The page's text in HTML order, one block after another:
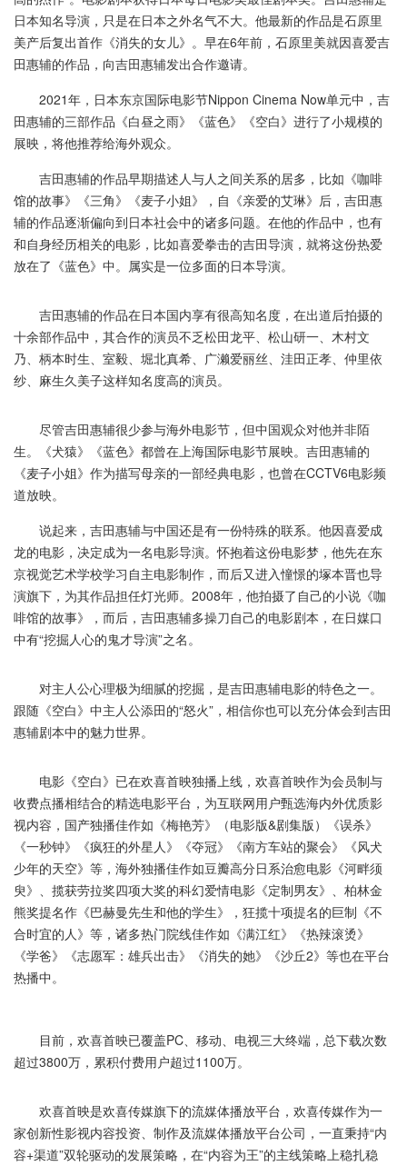
日本知名导演，只是在日本之外名气不大。他最新的作品是石原里
美产后复出首作《消失的女儿》。早在6年前，石原里美就因喜爱吉
田惠辅的作品，向吉田惠辅发出合作邀请。
2021年，日本东京国际电影节Nippon Cinema Now单元中，吉
田惠辅的三部作品《白昼之雨》《蓝色》《空白》进行了小规模的
展映，将他推荐给海外观众。
吉田惠辅的作品早期描述人与人之间关系的居多，比如《咖啡
馆的故事》《三角》《麦子小姐》，自《亲爱的艾琳》后，吉田惠
辅的作品逐渐偏向到日本社会中的诸多问题。在他的作品中，也有
和自身经历相关的电影，比如喜爱拳击的吉田导演，就将这份热爱
放在了《蓝色》中。属实是一位多面的日本导演。
吉田惠辅的作品在日本国内享有很高知名度，在出道后拍摄的
十余部作品中，其合作的演员不乏松田龙平、松山研一、木村文
乃、柄本时生、室毅、堀北真希、广濑爱丽丝、洼田正孝、仲里依
纱、麻生久美子这样知名度高的演员。
尽管吉田惠辅很少参与海外电影节，但中国观众对他并非陌
生。《犬猿》《蓝色》都曾在上海国际电影节展映。吉田惠辅的
《麦子小姐》作为描写母亲的一部经典电影，也曾在CCTV6电影频
道放映。
说起来，吉田惠辅与中国还是有一份特殊的联系。他因喜爱成
龙的电影，决定成为一名电影导演。怀抱着这份电影梦，他先在东
京视觉艺术学校学习自主电影制作，而后又进入憧憬的塚本晋也导
演旗下，为其作品担任灯光师。2008年，他拍摄了自己的小说《咖
啡馆的故事》，而后，吉田惠辅多操刀自己的电影剧本，在日媒口
中有“挖掘人心的鬼才导演”之名。
对主人公心理极为细腻的挖掘，是吉田惠辅电影的特色之一。
跟随《空白》中主人公添田的“怒火”，相信你也可以充分体会到吉田
惠辅剧本中的魅力世界。
电影《空白》已在欢喜首映独播上线，欢喜首映作为会员制与
收费点播相结合的精选电影平台，为互联网用户甄选海内外优质影
视内容，国产独播佳作如《梅艳芳》（电影版&剧集版）《误杀》
《一秒钟》《疯狂的外星人》《夺冠》《南方车站的聚会》《风犬
少年的天空》等，海外独播佳作如豆瓣高分日系治愈电影《河畔须
臾》、揽获劳拉奖四项大奖的科幻爱情电影《定制男友》、柏林金
熊奖提名作《巴赫曼先生和他的学生》，狂揽十项提名的巨制《不
合时宜的人》等，诸多热门院线佳作如《满江红》《热辣滚烫》
《学爸》《志愿军：雄兵出击》《消失的她》《沙丘2》等也在平台
热播中。
目前，欢喜首映已覆盖PC、移动、电视三大终端，总下载次数
超过3800万，累积付费用户超过1100万。
欢喜首映是欢喜传媒旗下的流媒体播放平台，欢喜传媒作为一
家创新性影视内容投资、制作及流媒体播放平台公司，一直秉持“内
容+渠道”双轮驱动的发展策略，在“内容为王”的主线策略上稳扎稳